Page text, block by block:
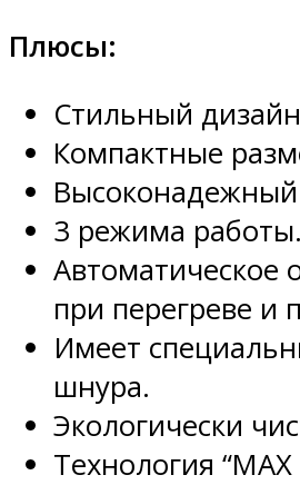
Плюсы:
Стильный
Компактные
Высоконадежный
3 режима работы.
Автоматическое
при перегреве и
Имеет
шнура.
Экологически
Технология